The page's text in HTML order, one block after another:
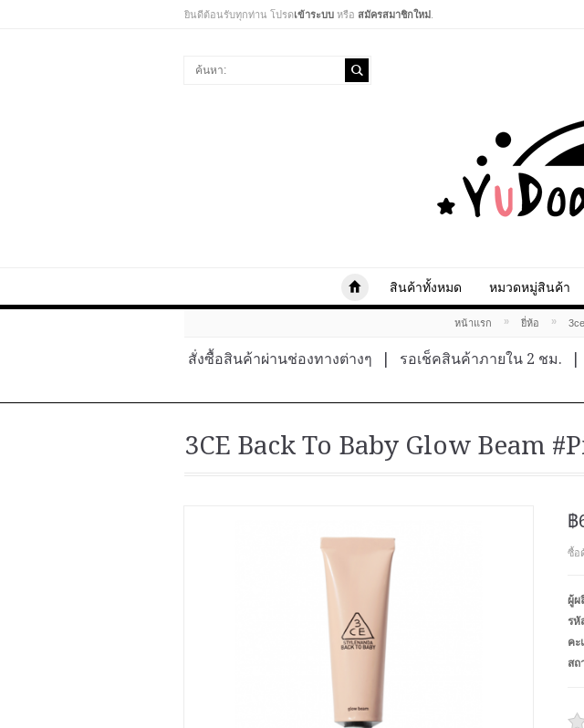
ยินดีต้อนรับทุกท่าน โปรดเข้าระบบ หรือ สมัครสมาชิกใหม่
สินค้าทั้งหมด หมวดหมู่สินค้า
หน้าแรก » ยี่ห้อ » 3ce
สั่งซื้อสินค้าผ่านช่องทางต่างๆ รอเช็คสินค้าภายใน 2 ชม.
3CE Back To Baby Glow Beam
฿
ซื้อ
ผู้ผ
รหั
คะ
สถ